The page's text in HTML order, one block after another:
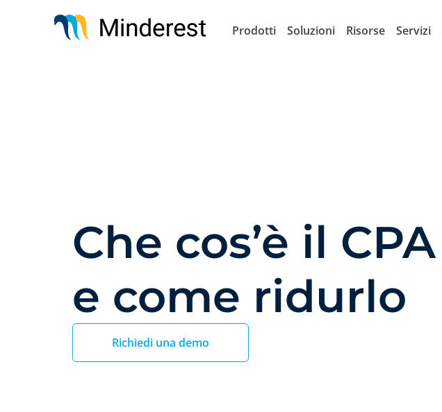
Prodotti Soluzioni Risorse Servizi
Che cos’è il CPA
e come ridurlo
Richiedi una demo